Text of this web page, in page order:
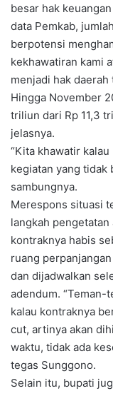
besar hak
data Pemkab,
berpotensi
kekhawatiran kami
menjadi hak
Hingga November
triliun dari Rp 11,3
jelasnya.
“Kita khawatir
kegiatan yang tidak
sambungnya.
Merespons situasi
langkah
kontraknya habis
ruang
dan dijadwalkan
adendum. “Teman-
kalau kontraknya
cut, artinya akan
waktu, tidak ada
tegas Sunggono.
Selain itu, bupati